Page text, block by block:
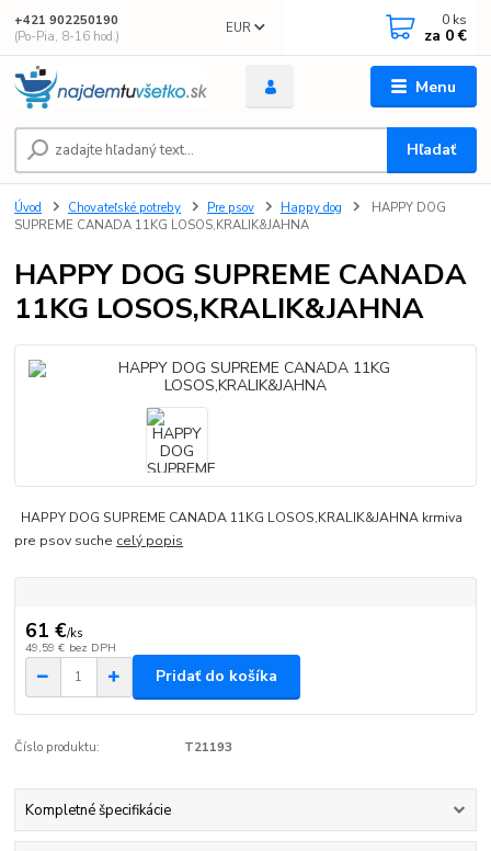
Menu
EUR
Hľadať
+421 902250190
(Po-Pia, 8-16 hod.)
0 ks
za 0 €
Úvod Chovateľské potreby Pre psov Happy dog
HAPPY DOG
SUPREME CANADA 11KG LOSOS,KRALIK&JAHNA
HAPPY DOG SUPREME CANADA
11KG LOSOS,KRALIK&JAHNA
HAPPY DOG SUPREME CANADA 11KG LOSOS,KRALIK&JAHNA krmiva
pre psov suche celý popis
61 €/ks
49,59 € bez DPH
Pridať do košíka
Číslo produktu: T21193
Kompletné špecifikácie